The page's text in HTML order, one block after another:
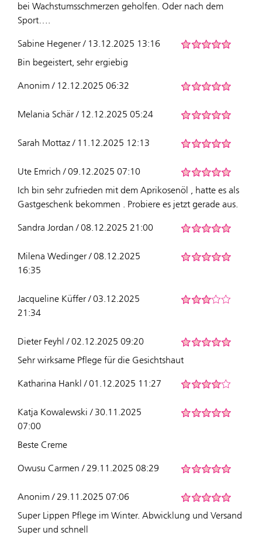
bei Wachstumsschmerzen geholfen. Oder nach dem
Sport….
Sabine Hegener / 13.12.2025 13:16
Bin begeistert, sehr ergiebig
Anonim / 12.12.2025 06:32
Melania Schär / 12.12.2025 05:24
Sarah Mottaz / 11.12.2025 12:13
Ute Emrich / 09.12.2025 07:10
Ich bin sehr zufrieden mit dem Aprikosenöl , hatte es als
Gastgeschenk bekommen . Probiere es jetzt gerade aus.
Sandra Jordan / 08.12.2025 21:00
Milena Wedinger / 08.12.2025
16:35
Jacqueline Küffer / 03.12.2025
21:34
Dieter Feyhl / 02.12.2025 09:20
Sehr wirksame Pflege für die Gesichtshaut
Katharina Hankl / 01.12.2025 11:27
Katja Kowalewski / 30.11.2025
07:00
Beste Creme
Owusu Carmen / 29.11.2025 08:29
Anonim / 29.11.2025 07:06
Super Lippen Pflege im Winter. Abwicklung und Versand
Super und schnell